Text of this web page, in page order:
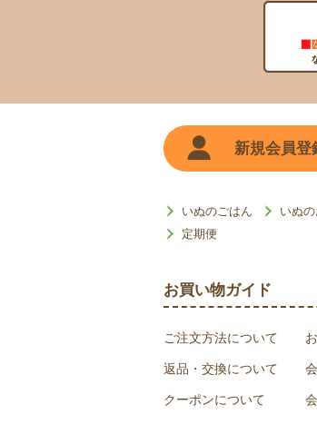
新規会員登
いぬのごはん いぬ
定期便
お買い物ガイド
ご注文方法について
返品・交換について
クーポンについて